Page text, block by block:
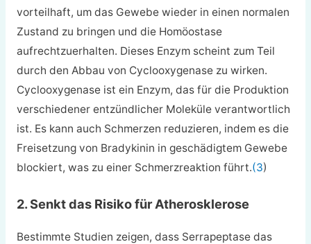
vorteilhaft, um das Gewebe wieder in einen normalen
Zustand zu bringen und die Homöostase
aufrechtzuerhalten. Dieses Enzym scheint zum Teil
durch den Abbau von Cyclooxygenase zu wirken.
Cyclooxygenase ist ein Enzym, das für die Produktion
verschiedener entzündlicher Moleküle verantwortlich
ist. Es kann auch Schmerzen reduzieren, indem es die
Freisetzung von Bradykinin in geschädigtem Gewebe
blockiert, was zu einer Schmerzreaktion führt.(3)
2. Senkt das Risiko für Atherosklerose
Bestimmte Studien zeigen, dass Serrapeptase das